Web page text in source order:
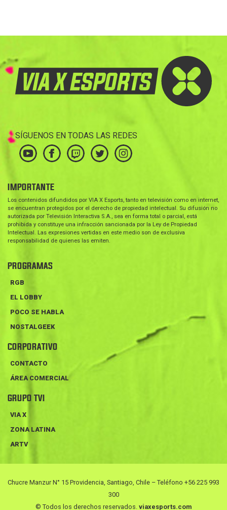
SÍGUENOS EN TODAS LAS REDES
IMPORTANTE
Los contenidos difundidos por VIA X Esports, tanto en televisión como en internet,
se encuentran protegidos por el derecho de propiedad intelectual. Su difusión no
autorizada por Televisión Interactiva S.A., sea en forma total o parcial, está
prohibida y constituye una infracción sancionada por la Ley de Propiedad
Intelectual. Las expresiones vertidas en este medio son de exclusiva
responsabilidad de quienes las emiten.
PROGRAMAS
RGB
EL LOBBY
POCO SE HABLA
NOSTALGEEK
CORPORATIVO
CONTACTO
ÁREA COMERCIAL
GRUPO TVI
VIA X
ZONA LATINA
ARTV
Chucre Manzur N° 15 Providencia, Santiago, Chile – Teléfono +56 225 993
300
© Todos los derechos reservados. viaxesports.com